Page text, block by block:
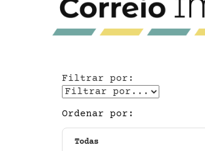
Filtrar por:
Ordenar por: